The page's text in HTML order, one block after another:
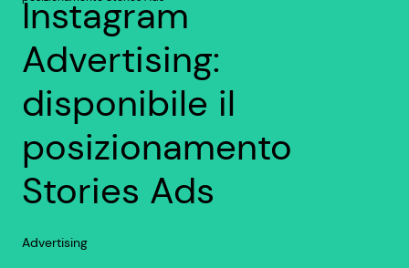
Instagram
Advertising:
disponibile il
posizionamento
Stories Ads
Advertising